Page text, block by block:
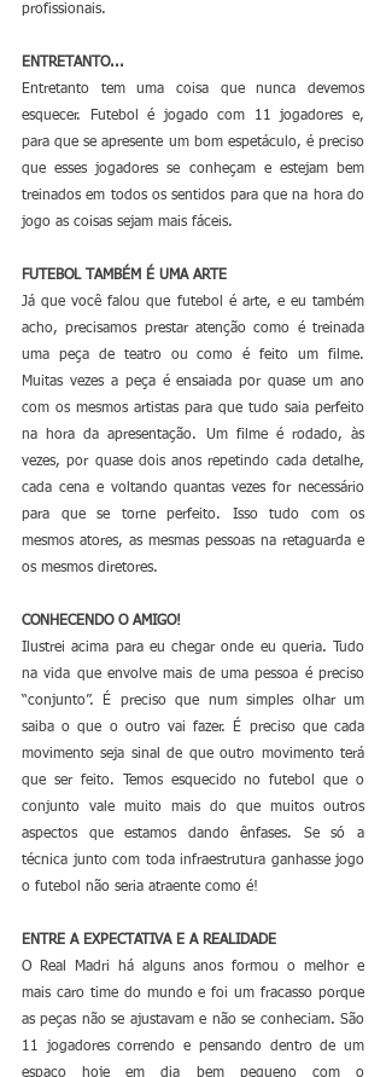
profissionais.
Entretanto tem uma coisa que nunca devemos
esquecer. Futebol é jogado com 11 jogadores e,
para que se apresente um bom espetáculo, é preciso
que esses jogadores se conheçam e estejam bem
treinados em todos os sentidos para que na hora do
jogo as coisas sejam mais fáceis.
FUTEBOL TAMBÉM É UMA ARTE
Já que você falou que futebol é arte, e eu também
acho, precisamos prestar atenção como é treinada
uma peça de teatro ou como é feito um filme.
Muitas vezes a peça é ensaiada por quase um ano
com os mesmos artistas para que tudo saia perfeito
na hora da apresentação. Um filme é rodado, às
vezes, por quase dois anos repetindo cada detalhe,
cada cena e voltando quantas vezes for necessário
para que se torne perfeito. Isso tudo com os
mesmos atores, as mesmas pessoas na retaguarda e
os mesmos diretores.
CONHECENDO O AMIGO!
Ilustrei acima para eu chegar onde eu queria. Tudo
na vida que envolve mais de uma pessoa é preciso
“conjunto”. É preciso que num simples olhar um
saiba o que o outro vai fazer. É preciso que cada
movimento seja sinal de que outro movimento terá
que ser feito. Temos esquecido no futebol que o
conjunto vale muito mais do que muitos outros
aspectos que estamos dando ênfases. Se só a
técnica junto com toda infraestrutura ganhasse jogo
o futebol não seria atraente como é!
ENTRE A EXPECTATIVA E A REALIDADE
O Real Madri há alguns anos formou o melhor e
mais caro time do mundo e foi um fracasso porque
as peças não se ajustavam e não se conheciam. São
11 jogadores correndo e pensando dentro de um
espaço hoje em dia bem pequeno com o